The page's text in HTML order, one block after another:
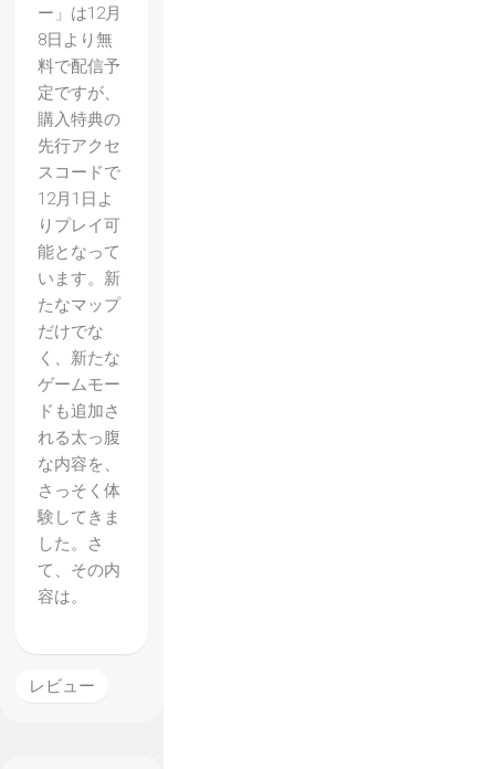
ー」は12月
8日より無
料で配信予
定ですが、
購入特典の
先行アクセ
スコードで
12月1日よ
りプレイ可
能となって
います。新
たなマップ
だけでな
く、新たな
ゲームモー
ドも追加さ
れる太っ腹
な内容を、
さっそく体
験してきま
した。さ
て、その内
容は。
レビュー
【Star
Wars
バトル
フロン
ト】レ
ビュ